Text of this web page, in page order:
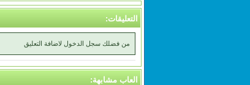
التعليقات:
من فضلك سجل الدخول لاضافة التعليق
العاب مشابهة: